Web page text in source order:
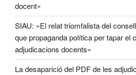
docent»
SIAU: «El relat triomfalista del
que propaganda política per tapar el
adjudicacions docents»
La desaparició del PDF de les